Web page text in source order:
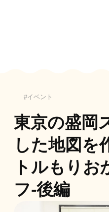
イベント
東京の盛岡
した地図を
トルもりお
フ-後編